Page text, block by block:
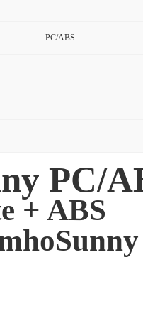
PC/ABS
PC/
+ ABS